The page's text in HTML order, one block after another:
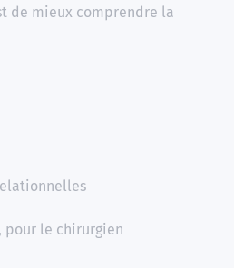
de mieux comprendre la
pour le chirurgien